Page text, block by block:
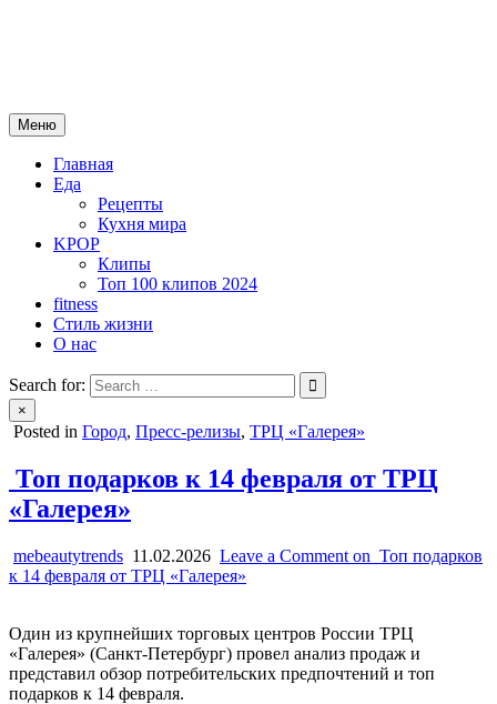
Меню
Главная
Еда
Рецепты
Кухня мира
KPOP
Клипы
Топ 100 клипов 2024
fitness
Стиль жизни
О нас
Search for:
×
Posted in Город, Пресс-релизы, ТРЦ «Галерея»
Топ подарков к 14 февраля от ТРЦ
«Галерея»
mebeautytrends 11.02.2026 Leave a Comment on Топ подарков
к 14 февраля от ТРЦ «Галерея»
Один из крупнейших торговых центров России ТРЦ
«Галерея» (Санкт-Петербург) провел анализ продаж и
представил обзор потребительских предпочтений и топ
подарков к 14 февраля.